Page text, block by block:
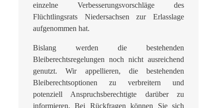
einzelne Verbesserungsvorschläge des
Flüchtlingsrats Niedersachsen zur Erlasslage
aufgenommen hat.
Bislang werden die bestehenden
Bleiberechtsregelungen noch nicht ausreichend
genutzt. Wir appellieren, die bestehenden
Bleiberechtsoptionen zu verbreitern und
potenziell Anspruchsberechtigte darüber zu
informieren. Bei Rückfragen können Sie sich